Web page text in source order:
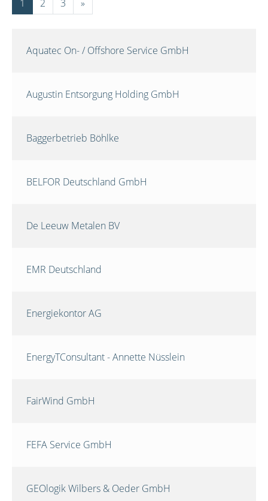
1 2 3 »
Aquatec On- / Offshore Service GmbH
Augustin Entsorgung Holding GmbH
Baggerbetrieb Böhlke
BELFOR Deutschland GmbH
De Leeuw Metalen BV
EMR Deutschland
Energiekontor AG
EnergyTConsultant - Annette Nüsslein
FairWind GmbH
FEFA Service GmbH
GEOlogik Wilbers & Oeder GmbH